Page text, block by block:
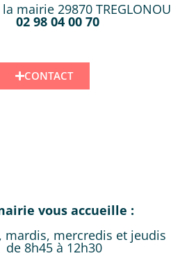
mairie 29870 TREGLONOU
02 98 04 00 70
CONTACT
vous accueille :
mardis, mercredis et jeudis
de 8h45 à 12h30